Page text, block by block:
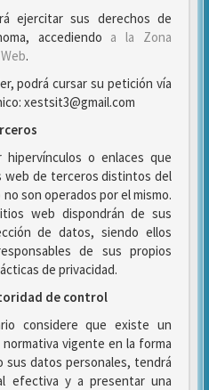
ejercitar sus derechos de
accediendo a la Zona
.
podrá cursar su petición vía
xestsit3@gmail.com
o enlaces que
web de terceros distintos del
son operados por el mismo.
web dispondrán de sus
de datos, siendo ellos
de sus propios
de privacidad.
de control
considere que existe un
vigente en la forma
sus datos personales, tendrá
efectiva y a presentar una